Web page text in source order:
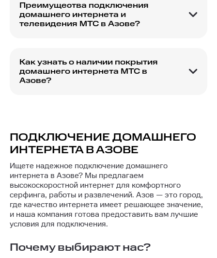
Преимущества подключения
домашнего интернета и
телевидения МТС в Азове?
Как узнать о наличии покрытия
домашнего интернета МТС в
Азове?
ПОДКЛЮЧЕНИЕ ДОМАШНЕГО
ИНТЕРНЕТА В АЗОВЕ
Ищете надежное подключение домашнего
интернета в Азове? Мы предлагаем
высокоскоростной интернет для комфортного
серфинга, работы и развлечений. Азов — это город,
где качество интернета имеет решающее значение,
и наша компания готова предоставить вам лучшие
условия для подключения.
Почему выбирают нас?